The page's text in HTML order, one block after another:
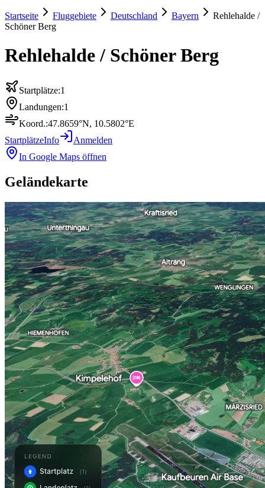
Startseite Fluggebiete Deutschland Bayern
Rehlehalde /
Schöner Berg
Rehlehalde / Schöner Berg
Startplätze:1
Landungen:1
Koord.:47.8659°N, 10.5802°E
StartplätzeInfo
Anmelden
In Google Maps öffnen
Geländekarte